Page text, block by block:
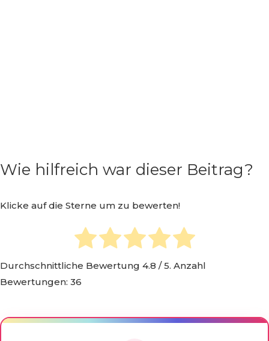
Wie hilfreich war dieser Beitrag?
Klicke auf die Sterne um zu bewerten!
Durchschnittliche Bewertung 4.8 / 5. Anzahl
Bewertungen: 36